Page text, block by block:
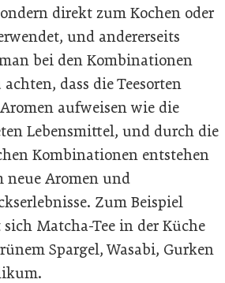
direkt zum Kochen oder
und andererseits
bei den Kombinationen
dass die Teesorten
aufweisen wie die
Lebensmittel, und durch die
Kombinationen entstehen
neue Aromen und
Zum Beispiel
Matcha-Tee in der Küche
Spargel, Wasabi, Gurken